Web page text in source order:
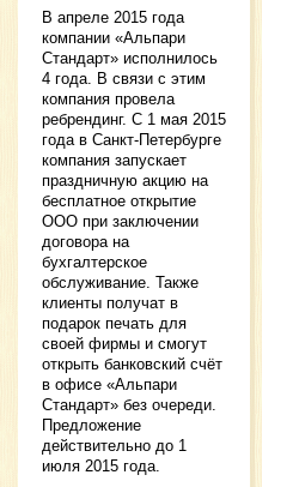
В апреле 2015 года
компании «Альпари
Стандарт» исполнилось
4 года. В связи с этим
компания провела
ребрендинг. С 1 мая 2015
года в Санкт-Петербурге
компания запускает
праздничную акцию на
бесплатное открытие
ООО при заключении
договора на
бухгалтерское
обслуживание. Также
клиенты получат в
подарок печать для
своей фирмы и смогут
открыть банковский счёт
в офисе «Альпари
Стандарт» без очереди.
Предложение
действительно до 1
июля 2015 года.